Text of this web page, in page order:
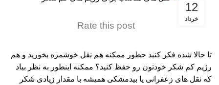
12
خرداد
Rate this post
تا حالا شده فکر کنید چطور ممکنه هم نقل خوشمزه بخورید و هم
رژیم کم شکر خودتون رو حفظ کنید؟ ممکنه اینطور به نظر بیاد
که نقل های زعفرانی یا بیدمشکی همیشه با مقدار زیادی شکر